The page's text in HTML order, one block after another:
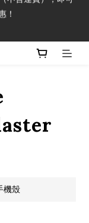
不含運費），即可
！
查看更多折扣！
！
機殼